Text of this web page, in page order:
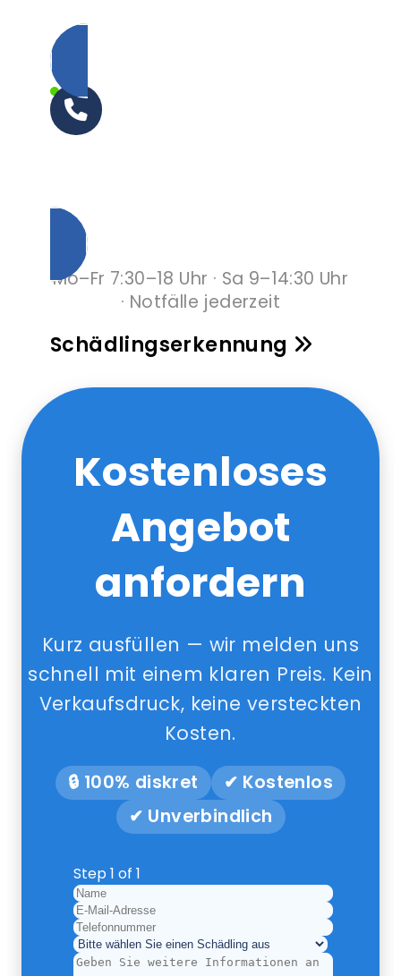
Mo–Fr 7:30–18 Uhr · Sa 9–14:30 Uhr
· Notfälle jederzeit
Schädlingserkennung
Kostenloses
Angebot
anfordern
Kurz ausfüllen — wir melden uns
schnell mit einem klaren Preis. Kein
Verkaufsdruck, keine versteckten
Kosten.
🔒 100% diskret
✔ Kostenlos
✔ Unverbindlich